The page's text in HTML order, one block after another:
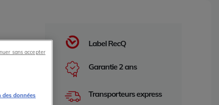
Label RecQ
Garantie 2 ans
Transporteurs express
des données
sans accepter